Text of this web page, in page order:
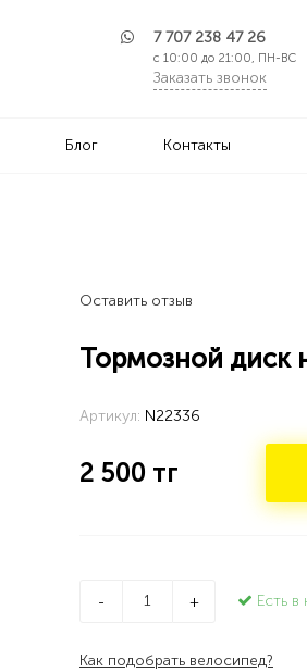
7 707 238 47 26
с 10:00 до 21:00, ПН-ВС
Заказать звонок
Блог Контакты
Оставить отзыв
Тормозной диск
Артикул: N22336
2 500 тг
- + Есть в
Как подобрать велосипед?